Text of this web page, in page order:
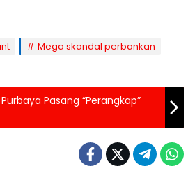
Mega skandal perbankan
Pasang “Perangkap”